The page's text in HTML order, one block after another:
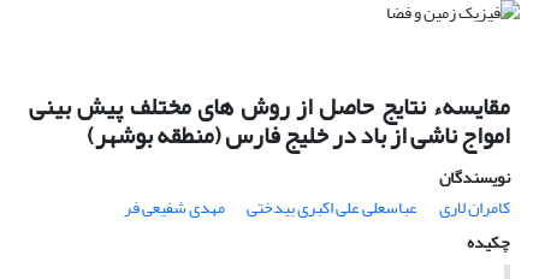
مقایسهء نتایج حاصل از روش های مختلف پیش بینی
امواج ناشی از باد در خلیج فارس (منطقه بوشهر)
نویسندگان
کامران لارى
عباسعلى على اکبرى بیدختى
مهدى شفیعى فر
چکیده